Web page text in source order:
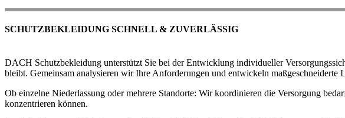
SCHUTZBEKLEIDUNG SCHNELL & ZUVERLÄSSIG
DACH Schutzbekleidung unterstützt Sie bei der Entwicklung individueller
bleibt. Gemeinsam analysieren wir Ihre Anforderungen und entwickeln
Ob einzelne Niederlassung oder mehrere Standorte: Wir koordinieren die Versorgung
konzentrieren können.